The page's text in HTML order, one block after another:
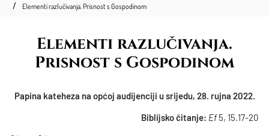
Elementi razlučivanja. Prisnost s Gospodinom
Elementi razlučivanja.
Prisnost s Gospodinom
Papina kateheza na općoj audijenciji u srijedu, 28. rujna 2022.
Biblijsko čitanje: Ef5, 15.17-20